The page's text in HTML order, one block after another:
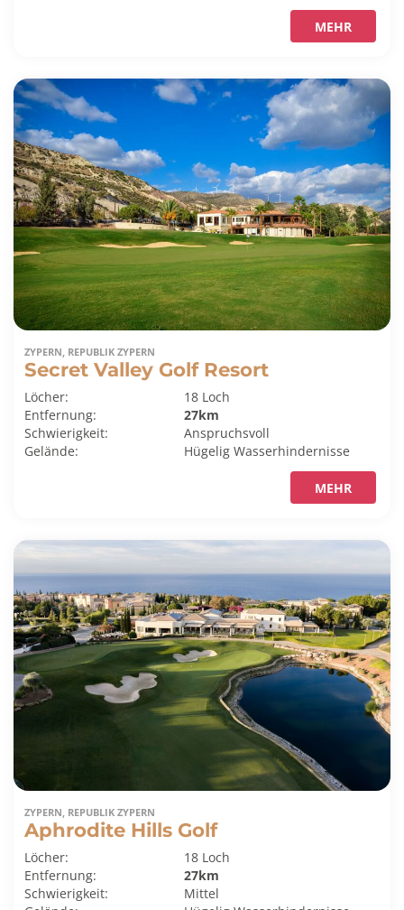
MEHR
ZYPERN, REPUBLIK ZYPERN
Secret Valley Golf Resort
Löcher:
18 Loch
Entfernung:
27km
Schwierigkeit:
Anspruchsvoll
Gelände:
HügeligWasserhindernisse
MEHR
ZYPERN, REPUBLIK ZYPERN
Aphrodite Hills Golf
Löcher:
18 Loch
Entfernung:
27km
Schwierigkeit:
Mittel